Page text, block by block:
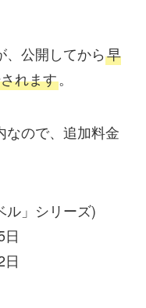
、公開してから早
れます。
なので、追加料金
ル」シリーズ)